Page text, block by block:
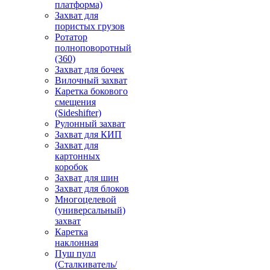
платформа)
Захват для
пористых грузов
Ротатор
полноповоротный
(360)
Захват для бочек
Вилочный захват
Каретка бокового
смещения
(Sideshifter)
Рулонный захват
Захват для КИП
Захват для
картонных
коробок
Захват для шин
Захват для блоков
Многоцелевой
(универсальный)
захват
Каретка
наклонная
Пуш пулл
(Сталкиватель/